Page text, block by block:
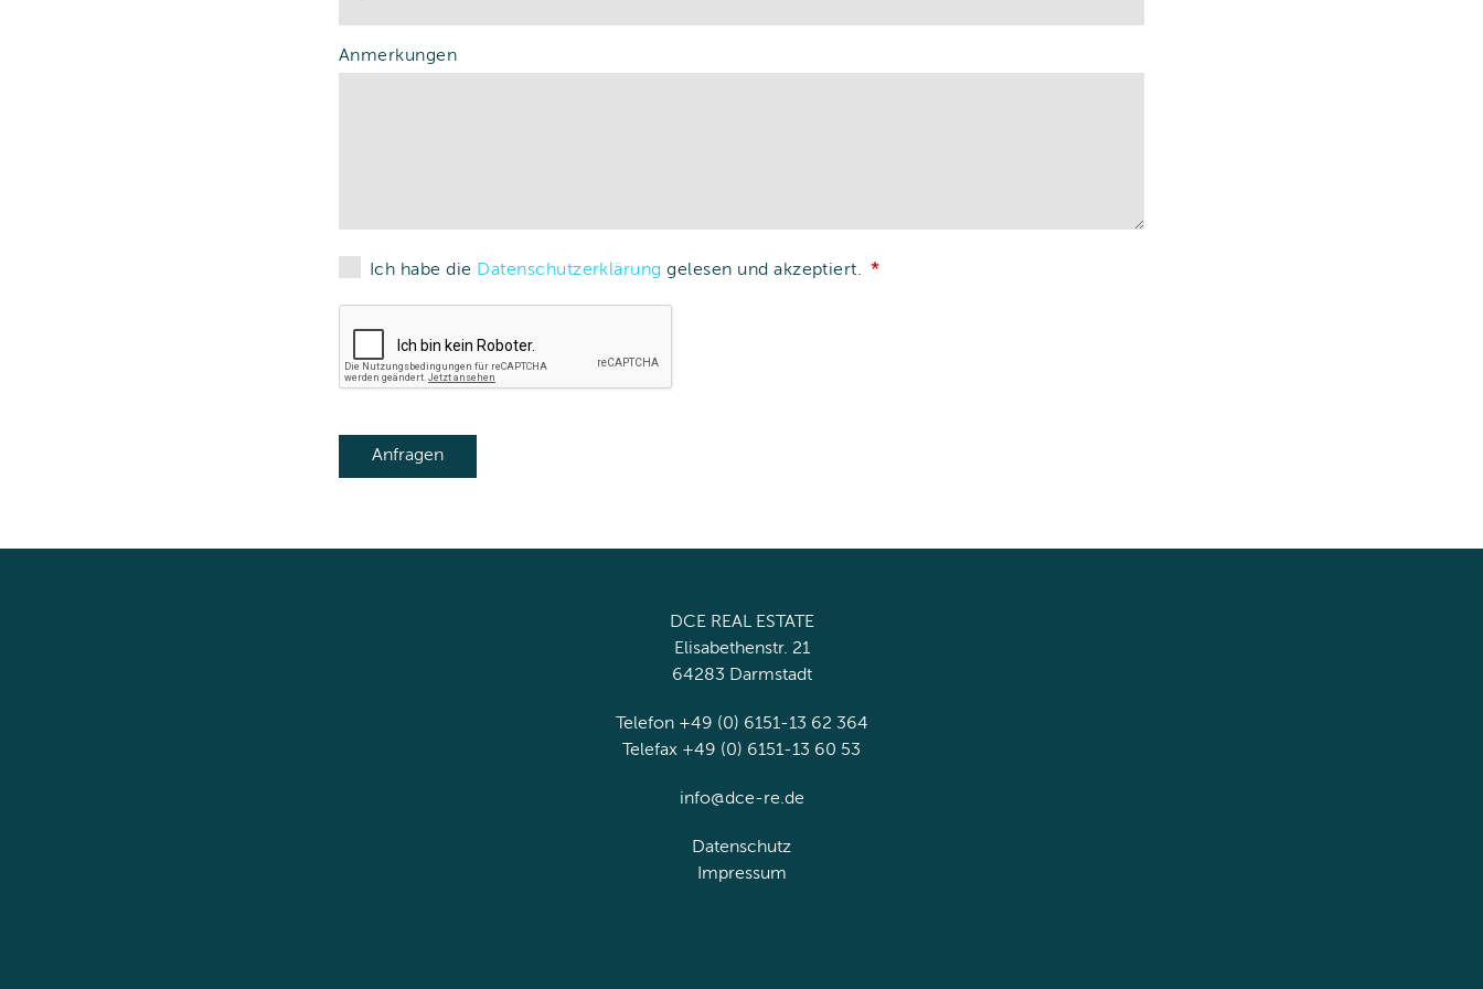
Anmerkungen
Ich habe die Datenschutzerklärung gelesen und akzeptiert.
DCE REAL ESTATE
Elisabethenstr. 21
64283 Darmstadt
Telefon +49 (0) 6151-13 62 364
Telefax +49 (0) 6151-13 60 53
info@dce-re.de
Datenschutz
Impressum